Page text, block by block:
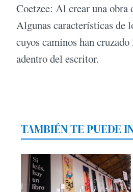
Coetzee: Al crear una obra
Algunas características de
cuyos caminos han
adentro del escritor.
TAMBIÉN TE PUEDE